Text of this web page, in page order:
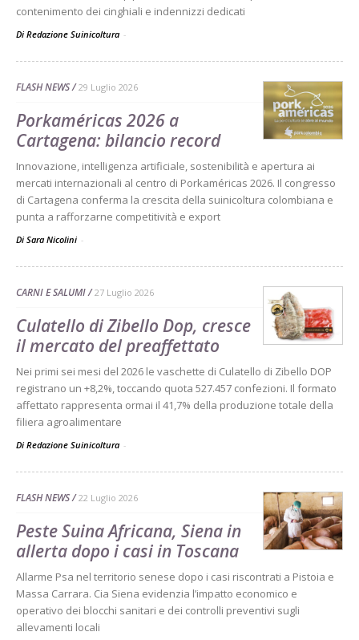
contenimento dei cinghiali e indennizzi dedicati
Di Redazione Suinicoltura -
FLASH NEWS 29 Luglio 2026
Porkaméricas 2026 a
Cartagena: bilancio record
Innovazione, intelligenza artificiale, sostenibilità e apertura ai
mercati internazionali al centro di Porkaméricas 2026. Il congresso
di Cartagena conferma la crescita della suinicoltura colombiana e
punta a rafforzarne competitività e export
Di Sara Nicolini -
CARNI E SALUMI 27 Luglio 2026
Culatello di Zibello Dop, cresce
il mercato del preaffettato
Nei primi sei mesi del 2026 le vaschette di Culatello di Zibello DOP
registrano un +8,2%, toccando quota 527.457 confezioni. Il formato
affettato rappresenta ormai il 41,7% della produzione totale della
filiera agroalimentare
Di Redazione Suinicoltura -
FLASH NEWS 22 Luglio 2026
Peste Suina Africana, Siena in
allerta dopo i casi in Toscana
Allarme Psa nel territorio senese dopo i casi riscontrati a Pistoia e
Massa Carrara. Cia Siena evidenzia l’impatto economico e
operativo dei blocchi sanitari e dei controlli preventivi sugli
allevamenti locali